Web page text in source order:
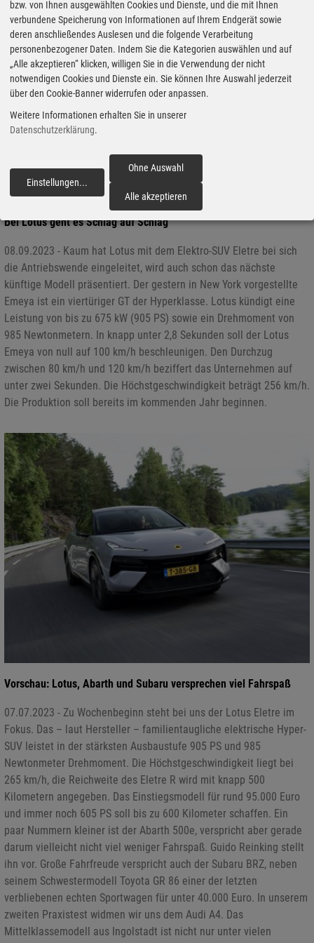
Bei Lotus geht es Schlag auf Schlag
08.09.2023 - Kaum hat Lotus mit dem Elektro-SUV Eletre bei sich
die Antriebswende eingeleitet, wird auch schon das nächste
künftige Modell präsentiert. Der gestern in New York vorgestellte
Emeya ist ein viertüriger GT der Hyperklasse. Lotus kündigt eine
Leistung von bis zu 675 kW (905 PS) sowie ein Drehmoment von
985 Newtonmetern. In knapp unter 2,8 Sekunden soll der Lotus
Emeya von null auf 100 km/h beschleunigen. Den Durchzug
zwischen 80 km/h und 120 km/h beziffert das Unternehmen auf
unter zwei Sekunden. Die Höchstgeschwindigkeit beträgt 256 km/h.
Die Produktion soll bereits im kommenden Jahr beginnen.
Vorschau: Lotus, Abarth und Subaru versprechen viel Fahrspaß
07.07.2023 - Zu Wochenbeginn steht bei uns der Lotus Eletre im
Fokus. Das – laut Hersteller – familientaugliche elektrische Hyper-
SUV leistet in der stärksten Ausbaustufe 905 PS und 985
Newtonmeter Drehmoment. Die Höchstgeschwindigkeit liegt bei
265 km/h, die Reichweite des Eletre R wird mit knapp 500
Kilometern angegeben. Das Einstiegsmodell für rund 95.000 Euro
und immer noch 605 PS soll bis zu 600 Kilometer schaffen. Ein
paar Nummern kleiner ist der Abarth 500e, verspricht aber gerade
darum vielleicht nicht viel weniger Fahrspaß. Guido Reinking stellt
ihn vor. Große Fahrfreude verspricht auch der Subaru BRZ, neben
seinem Schwestermodell Toyota GR 86 einer der letzten
verbliebenen echten Sportwagen für unter 40.000 Euro. In unserem
zweiten Praxistest widmen wir uns dem Audi A4. Das
Mittelklassemodell aus Ingolstadt ist nicht nur unter vielen
bzw. von Ihnen ausgewählten Cookies und Dienste, und die mit Ihnen
verbundene Speicherung von Informationen auf Ihrem Endgerät sowie
deren anschließendes Auslesen und die folgende Verarbeitung
personenbezogener Daten. Indem Sie die Kategorien auswählen und auf
„Alle akzeptieren“ klicken, willigen Sie in die Verwendung der nicht
notwendigen Cookies und Dienste ein. Sie können Ihre Auswahl jederzeit
über den Cookie-Banner widerrufen oder anpassen.
Weitere Informationen erhalten Sie in unserer
Datenschutzerklärung.
Einstellungen...
Ohne Auswahl
Alle akzeptieren